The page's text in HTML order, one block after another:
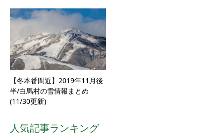
【冬本番間近】2019年11月後
半/白馬村の雪情報まとめ
(11/30更新)
人気記事ランキング